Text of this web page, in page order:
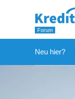
Neu hier?